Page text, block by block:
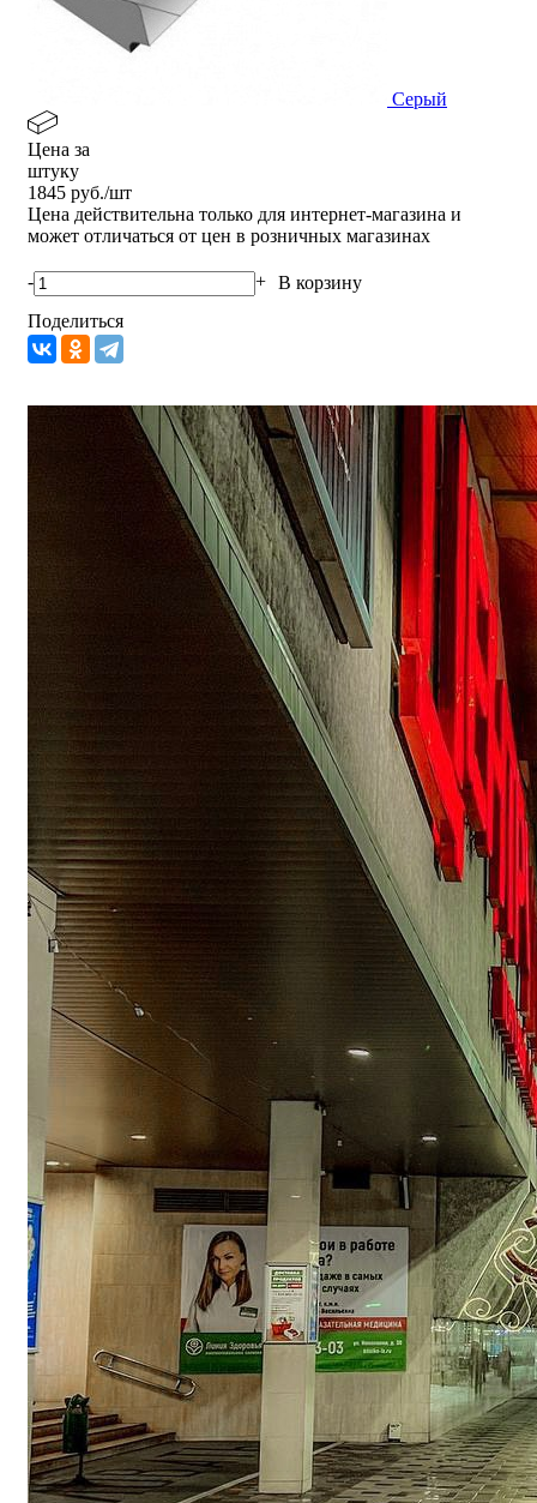
Серый
Цена за
штуку
1845 руб./шт
Цена действительна только для интернет-магазина и
может отличаться от цен в розничных магазинах
- + В корзину
Поделиться